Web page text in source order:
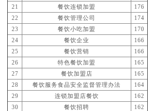
21
餐饮连锁加盟
176
22
餐饮管理公司
174
23
餐饮小吃加盟
170
24
餐饮企业
166
25
餐饮营销
166
26
特色餐饮加盟
165
27
餐饮加盟店
165
28
餐饮服务食品安全监督管理办法
164
29
连锁加盟店餐饮
162
30
餐饮招聘
162